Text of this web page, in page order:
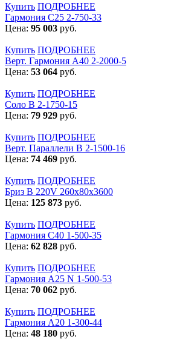
Купить ПОДРОБНЕЕ
Гармония С25 2-750-33
Цена: 95 003 руб.
Купить ПОДРОБНЕЕ
Верт. Гармония А40 2-2000-5
Цена: 53 064 руб.
Купить ПОДРОБНЕЕ
Соло В 2-1750-15
Цена: 79 929 руб.
Купить ПОДРОБНЕЕ
Верт. Параллели В 2-1500-16
Цена: 74 469 руб.
Купить ПОДРОБНЕЕ
Бриз В 220V 260x80x3600
Цена: 125 873 руб.
Купить ПОДРОБНЕЕ
Гармония С40 1-500-35
Цена: 62 828 руб.
Купить ПОДРОБНЕЕ
Гармония А25 N 1-500-53
Цена: 70 062 руб.
Купить ПОДРОБНЕЕ
Гармония А20 1-300-44
Цена: 48 180 руб.